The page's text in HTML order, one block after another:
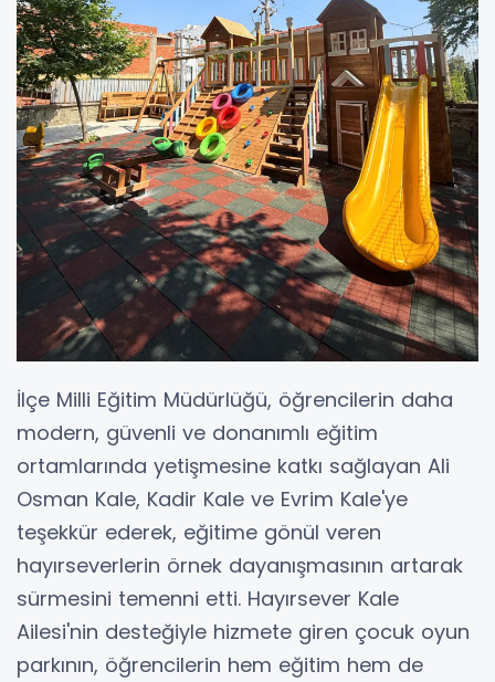
İlçe Milli Eğitim Müdürlüğü, öğrencilerin daha
modern, güvenli ve donanımlı eğitim
ortamlarında yetişmesine katkı sağlayan Ali
Osman Kale, Kadir Kale ve Evrim Kale'ye
teşekkür ederek, eğitime gönül veren
hayırseverlerin örnek dayanışmasının artarak
sürmesini temenni etti. Hayırsever Kale
Ailesi'nin desteğiyle hizmete giren çocuk oyun
parkının, öğrencilerin hem eğitim hem de